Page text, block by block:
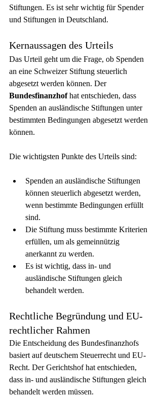
Stiftungen. Es ist sehr wichtig für Spender
und Stiftungen in Deutschland.
Kernaussagen des Urteils
Das Urteil geht um die Frage, ob Spenden
an eine Schweizer Stiftung steuerlich
abgesetzt werden können. Der
Bundesfinanzhof hat entschieden, dass
Spenden an ausländische Stiftungen unter
bestimmten Bedingungen abgesetzt werden
können.
Die wichtigsten Punkte des Urteils sind:
Spenden an ausländische Stiftungen
können steuerlich abgesetzt werden,
wenn bestimmte Bedingungen erfüllt
sind.
Die Stiftung muss bestimmte Kriterien
erfüllen, um als gemeinnützig
anerkannt zu werden.
Es ist wichtig, dass in- und
ausländische Stiftungen gleich
behandelt werden.
Rechtliche Begründung und EU-
rechtlicher Rahmen
Die Entscheidung des Bundesfinanzhofs
basiert auf deutschem Steuerrecht und EU-
Recht. Der Gerichtshof hat entschieden,
dass in- und ausländische Stiftungen gleich
behandelt werden müssen.